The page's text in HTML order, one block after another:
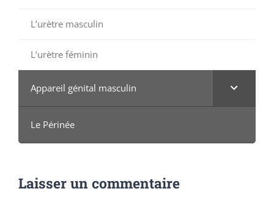
L’urètre masculin
L’urètre féminin
Appareil génital masculin
Le Périnée
Laisser un commentaire